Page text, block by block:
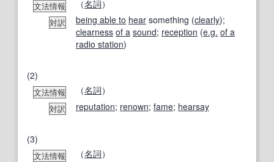
文法情報 （名詞）
対訳 being able to hear something (clearly);
clearness of a sound; reception (e.g. of a
radio station)
(2)
文法情報 （名詞）
対訳 reputation; renown; fame; hearsay
(3)
文法情報 （名詞）